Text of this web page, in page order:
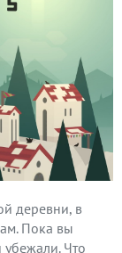
деревни, в
Пока вы
Что